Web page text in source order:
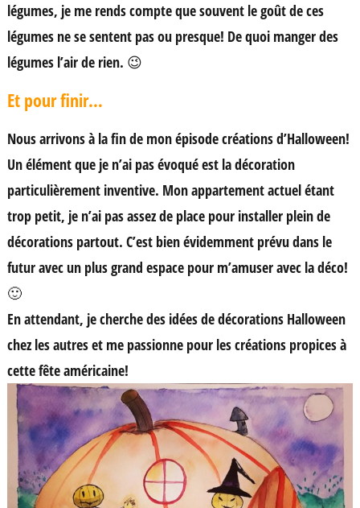
légumes, je me rends compte que souvent le goût de ces
légumes ne se sentent pas ou presque! De quoi manger des
légumes l’air de rien. 😉
Et pour finir…
Nous arrivons à la fin de mon épisode créations d’Halloween!
Un élément que je n’ai pas évoqué est la décoration
particulièrement inventive. Mon appartement actuel étant
trop petit, je n’ai pas assez de place pour installer plein de
décorations partout. C’est bien évidemment prévu dans le
futur avec un plus grand espace pour m’amuser avec la déco!
🙂
En attendant, je cherche des idées de décorations Halloween
chez les autres et me passionne pour les créations propices à
cette fête américaine!